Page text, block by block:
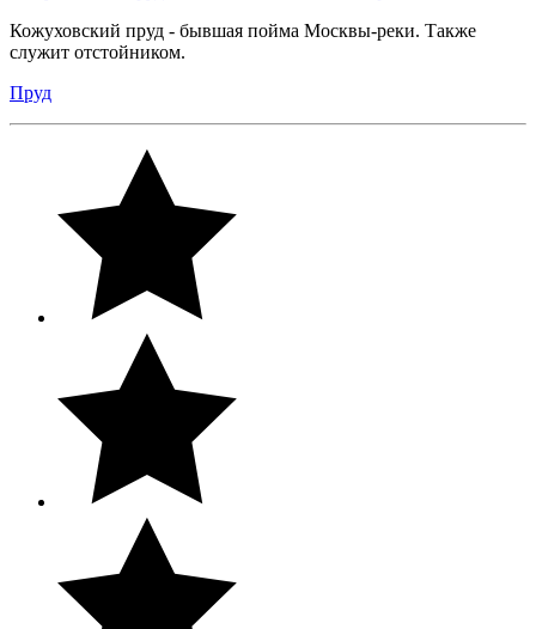
Кожуховский пруд - бывшая пойма Москвы-реки. Также
служит отстойником.
Пруд